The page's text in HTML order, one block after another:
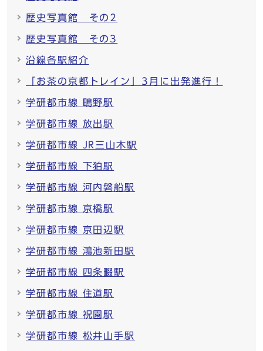
歴史写真館 その2
歴史写真館 その3
沿線各駅紹介
「お茶の京都トレイン」3月に出発進行！
学研都市線 鴫野駅
学研都市線 放出駅
学研都市線 JR三山木駅
学研都市線 下狛駅
学研都市線 河内磐船駅
学研都市線 京橋駅
学研都市線 京田辺駅
学研都市線 鴻池新田駅
学研都市線 四条畷駅
学研都市線 住道駅
学研都市線 祝園駅
学研都市線 松井山手駅